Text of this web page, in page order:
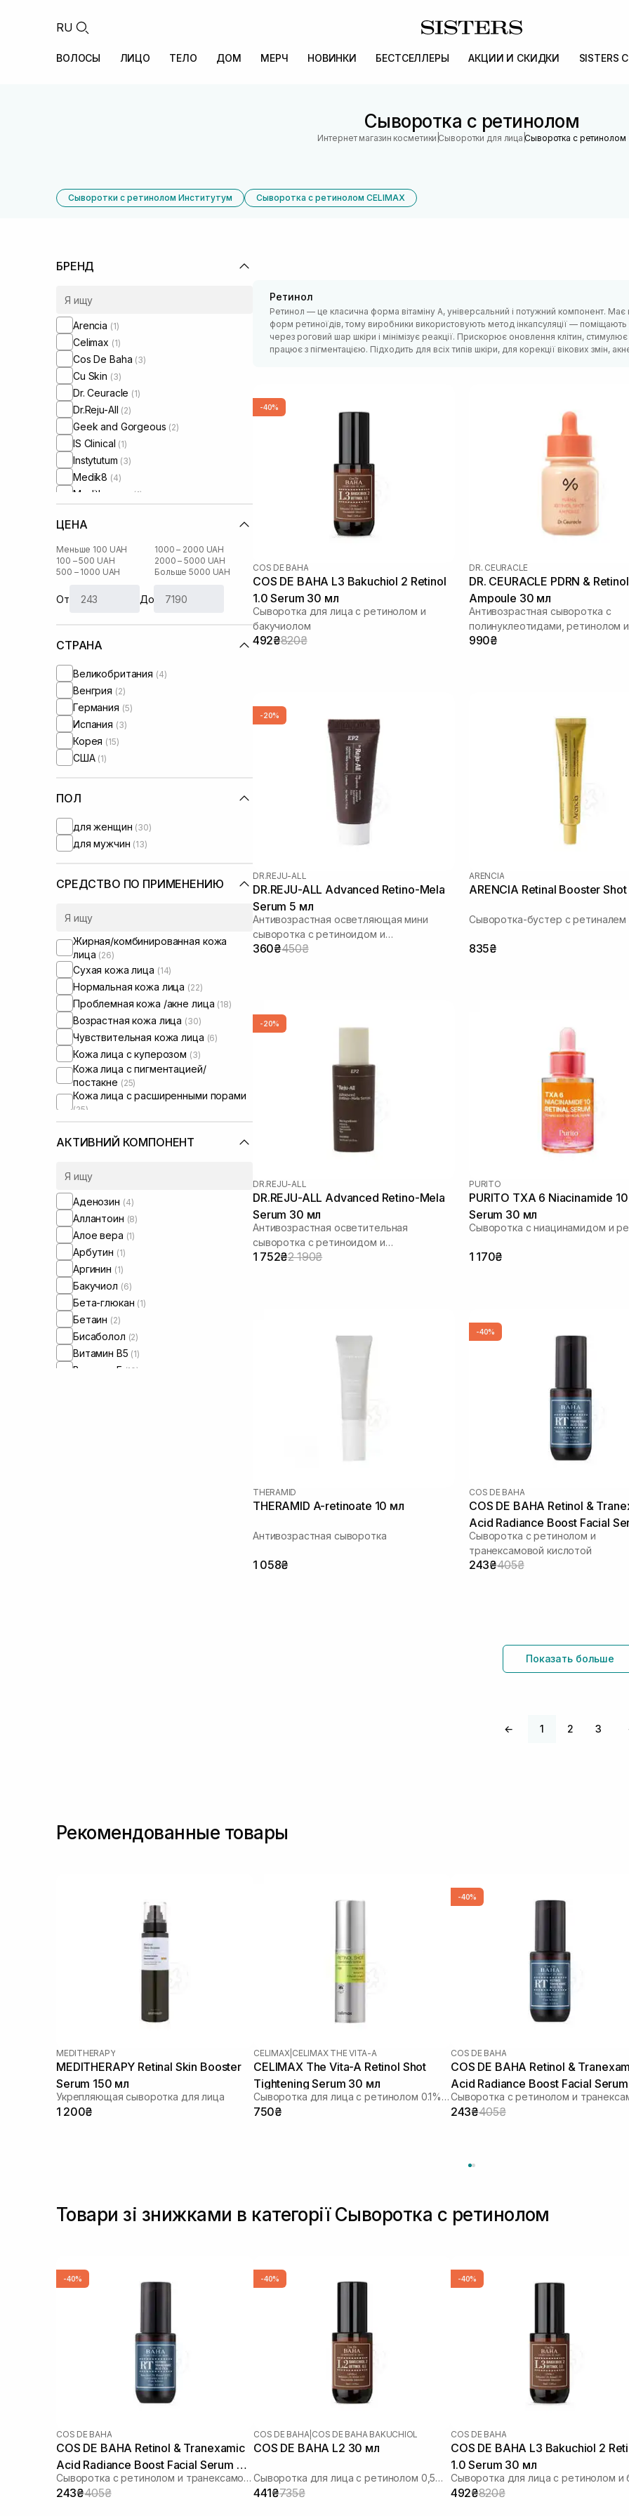
RU
ВОЛОСЫ ЛИЦО ТЕЛО ДОМ МЕРЧ НОВИНКИ БЕСТСЕЛЛЕРЫ АКЦИИ И СКИДКИ SISTERS
Сыворотка с ретинолом
Интернет магазин косметики |Сыворотки для лица |Сыворотка с ретинолом
Сыворотки с ретинолом Институтум Сыворотка с ретинолом CELIMAX
БРЕНД
Arencia (1)
Celimax (1)
Cos De Baha (3)
Cu Skin (3)
Dr. Ceuracle (1)
Dr.Reju-All (2)
Geek and Gorgeous (2)
IS Clinical (1)
Instytutum (3)
Medik8 (4)
Meditherapy (1)
Purito
Theramid(3)
Usolab(1)
ЦЕНА
Меньше 100 UAH
100 – 500 UAH
500 – 1000 UAH
1000 – 2000 UAH
2000 – 5000 UAH
Больше 5000 UAH
От До
СТРАНА
Великобритания (4)
Венгрия (2)
Германия (5)
Испания (3)
Корея (15)
США (1)
ПОЛ
для женщин (30)
для мужчин (13)
СРЕДСТВО ПО ПРИМЕНЕНИЮ
Жирная/комбинированная кожа
лица (26)
Сухая кожа лица (14)
Нормальная кожа лица (22)
Проблемная кожа /акне лица (18)
Возрастная кожа лица (30)
Чувствительная кожа лица (6)
Кожа лица с куперозом (3)
Кожа лица с пигментацией/
постакне (25)
Кожа лица с расширенными порами
(25)
Сыворотки от постакне(3)
АКТИВНИЙ КОМПОНЕНТ
Аденозин (4)
Аллантоин (8)
Алое вера (1)
Арбутин (1)
Аргинин (1)
Бакучиол (6)
Бета-глюкан (1)
Бетаин (2)
Бисаболол (2)
Витамин B5 (1)
Витамин Е (10)
Ретинол
Ретинол — це класична форма вітаміну А, універсальний і потужний компонент. Має
форм ретиноїдів, тому виробники використовують метод інкапсуляції —
через роговий шар шкіри і мінімізує реакції. Прискорює оновлення клітин,
працює з пігментацією. Підходить для всіх типів шкіри, для корекції вікових змін,
-40%
COS DE BAHA
COS DE BAHA L3 Bakuchiol 2 Retinol
1.0 Serum 30 мл
Сыворотка для лица с ретинолом и
бакучиолом
492₴820₴
DR. CEURACLE
DR. CEURACLE PDRN &
Ampoule 30 мл
Антивозрастная сыворотка с
полинуклеотидами, ретинолом и
спикулами
990₴
-20%
DR.REJU-ALL
DR.REJU-ALL Advanced Retino-Mela
Serum 5 мл
Антивозрастная осветляющая мини
сыворотка с ретиноидом и
транексамовой кислотой
360₴450₴
ARENCIA
ARENCIA Retinal Booster
Сыворотка-бустер с ретиналем
835₴
-20%
DR.REJU-ALL
DR.REJU-ALL Advanced Retino-Mela
Serum 30 мл
Антивозрастная осветительная
сыворотка с ретиноидом и
транексамовой кислотой
1 752₴2 190₴
PURITO
PURITO TXA 6 Niacinamide
Serum 30 мл
Сыворотка с ниацинамидом и
1 170₴
THERAMID
THERAMID A-retinoate 10 мл
Антивозрастная сыворотка
1 058₴
-40%
COS DE BAHA
COS DE BAHA Retinol &
Acid Radiance Boost Facial
30 мл
Сыворотка с ретинолом и
транексамовой кислотой
243₴405₴
Показать больше
← 1 2 3
Рекомендованные товары
MEDITHERAPY
MEDITHERAPY Retinal Skin Booster
Serum 150 мл
Укрепляющая сыворотка для лица
1 200₴
CELIMAX CELIMAX THE VITA-A
CELIMAX The Vita-A Retinol Shot
Tightening Serum 30 мл
Сыворотка для лица с ретинолом 0.1% и пептидами
750₴
-40%
COS DE BAHA
COS DE BAHA Retinol &
Acid Radiance Boost Facial
30 мл
243₴405₴
Товари зі знижками в категорії Сыворотка с ретинолом
-40%
COS DE BAHA
COS DE BAHA Retinol & Tranexamic
Acid Radiance Boost Facial Serum RT
30 мл
Сыворотка с ретинолом и транексамовой кислотой
243₴405₴
-40%
COS DE BAHA COS DE BAHA BAKUCHIOL
COS DE BAHA L2 30 мл
Сыворотка для лица с ретинолом 0,5% и бакучиолом 2%
441₴735₴
-40%
COS DE BAHA
COS DE BAHA L3 Bakuchiol 2 Retinol
1.0 Serum 30 мл
492₴820₴